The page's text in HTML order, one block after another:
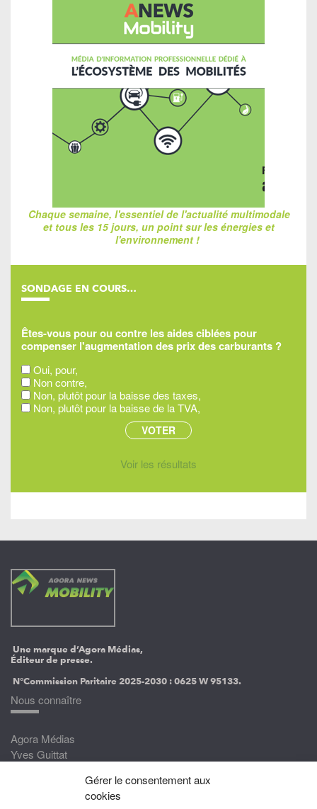
Gérer le consentement aux
cookies
Chaque semaine, l'essentiel de l'actualité multimodale
et tous les 15 jours, un point sur les énergies et
l'environnement !
SONDAGE EN COURS…
Êtes-vous pour ou contre les aides ciblées pour
compenser l'augmentation des prix des carburants ?
Oui, pour,
Non contre,
Non, plutôt pour la baisse des taxes,
Non, plutôt pour la baisse de la TVA,
Voir les résultats
Une marque d’Agora Médias,
Éditeur de presse.
N°Commission Paritaire 2025-2030 :0625 W 95133.
Nous connaître
Agora Médias
Yves Guittat